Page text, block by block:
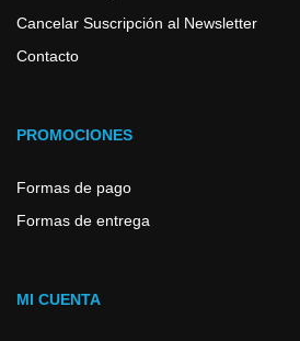
Cancelar Suscripción al Newsletter
Contacto
PROMOCIONES
Formas de pago
Formas de entrega
MI CUENTA